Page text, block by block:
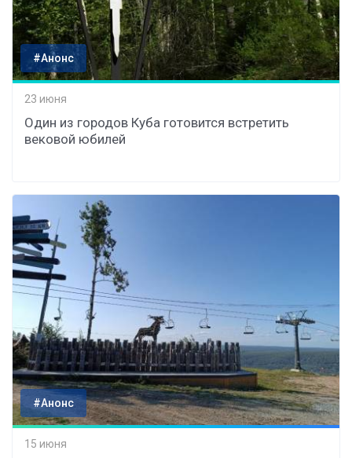
#Анонс
23 июня
Один из городов Куба готовится встретить
вековой юбилей
#Анонс
15 июня